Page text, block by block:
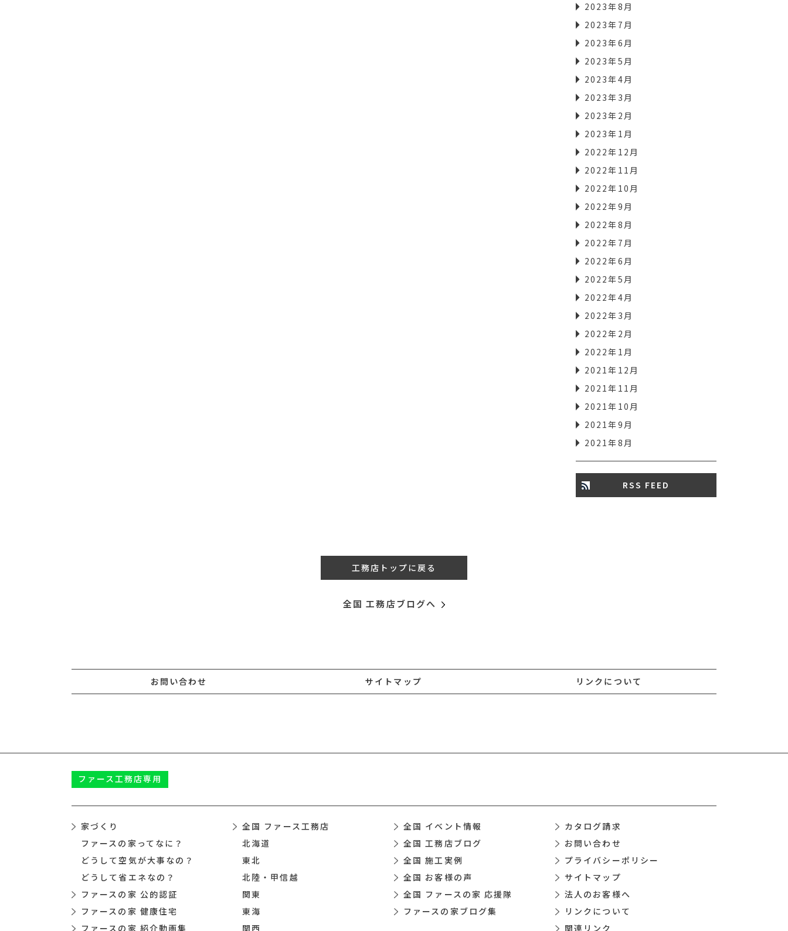
2023年8月
2023年7月
2023年6月
2023年5月
2023年4月
2023年3月
2023年2月
2023年1月
2022年12月
2022年11月
2022年10月
2022年9月
2022年8月
2022年7月
2022年6月
2022年5月
2022年4月
2022年3月
2022年2月
2022年1月
2021年12月
2021年11月
2021年10月
2021年9月
2021年8月
RSS FEED
工務店トップに戻る
全国 工務店ブログへ
お問い合わせ サイトマップ リンクについて
ファース工務店専用
家づくり
ファースの家ってなに？
どうして空気が大事なの？
どうして省エネなの？
ファースの家 公的認証
ファースの家 健康住宅
ファースの家 紹介動画集
全国 ファース工務店
北海道
東北
北陸・甲信越
関東
東海
関西
全国 イベント情報
全国 工務店ブログ
全国 施工実例
全国 お客様の声
全国 ファースの家 応援隊
ファースの家ブログ集
カタログ請求
お問い合わせ
プライバシーポリシー
サイトマップ
法人のお客様へ
リンクについて
関連リンク